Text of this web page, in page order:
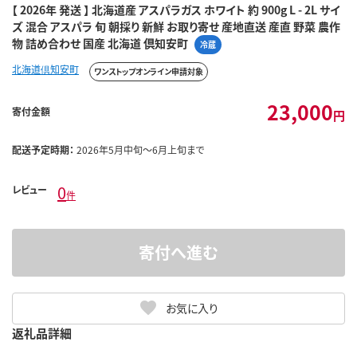
【 2026年 発送 】 北海道産 アスパラガス ホワイト 約 900g L - 2L サイ
ズ 混合 アスパラ 旬 朝採り 新鮮 お取り寄せ 産地直送 産直 野菜 農作
物 詰め合わせ 国産 北海道 倶知安町
冷蔵
北海道倶知安町 ワンストップオンライン申請対象
寄付金額 23,000円
配送予定時期： 2026年5月中旬～6月上旬まで
レビュー 0件
お気に入り
寄付へ進む
返礼品詳細